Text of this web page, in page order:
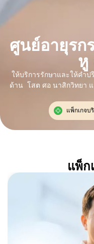
ศูนย์อายุรก
หู
ให้บริการรักษาและให้คำ
ด้าน โสต ศอ นาสิกวิทยา
แพ็กเกจบ
แพ็ก